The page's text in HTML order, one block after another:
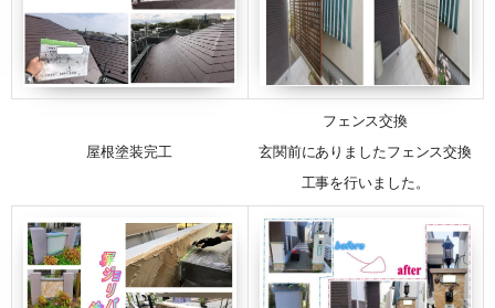
屋根塗装完工
フェンス交換
玄関前にありましたフェンス交換
工事を行いました。